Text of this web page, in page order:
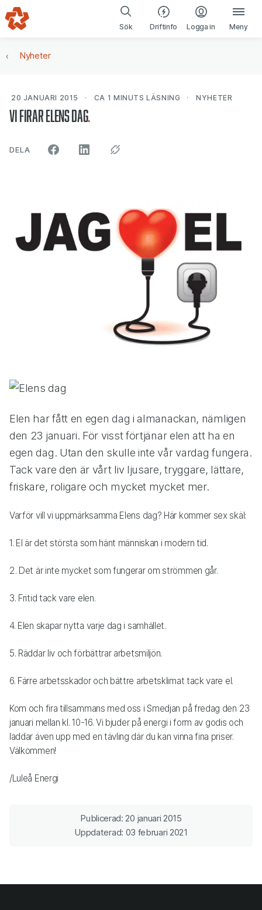
Gå till navigering
Gå till innehåll
Sök Driftinfo Logga in(öppnas i ny
Meny
Nyheter
20 JANUARI 2015 CA 1 MINUTS LÄSNING NYHETER
Vi firar Elens dag
DELA ARTIKELN PÅ SOCIALA MEDIER"
Elen har fått en egen dag i almanackan, nämligen
den 23 januari. För visst förtjänar elen att ha en
egen dag. Utan den skulle inte vår vardag fungera.
Tack vare den är vårt liv ljusare, tryggare, lättare,
friskare, roligare och mycket mycket mer.
Varför vill vi uppmärksamma Elens dag? Här kommer sex skäl:
1. El är det största som hänt människan i modern tid.
2. Det är inte mycket som fungerar om strömmen går.
3. Fritid tack vare elen.
4. Elen skapar nytta varje dag i samhället.
5. Räddar liv och förbättrar arbetsmiljön.
6. Färre arbetsskador och bättre arbetsklimat tack vare el.
Kom och fira tillsammans med oss i Smedjan på fredag den 23
januari mellan kl. 10-16. Vi bjuder på energi i form av godis och
laddar även upp med en tävling där du kan vinna fina priser.
Välkommen!
/Luleå Energi
Publicerad: 20 januari 2015
Uppdaterad: 03 februari 2021